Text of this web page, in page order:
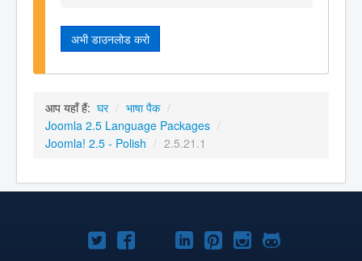
अभी डाउनलोड करो
आप यहाँ हैं: घर / भाषा पैक /
Joomla 2.5 Language Packages /
Joomla! 2.5 - Polish / 2.5.21.1
Joomla!Joomla!Joomla!
Joomla!Joomla!
Joomla!Joomla!